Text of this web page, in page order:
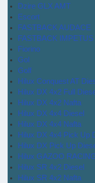
Dzire GLX AMT
Escort
FASTBACK AUDACE
FASTBACK IMPETUS
Fiorino
Gol
Golf
Hilux Conquest AT
Hilux DX 4x2 Full
Hilux DX 4x2 Nafta
Hilux DX 4x4 Diesel
Hilux DX 4x4 Nafta
Hilux DX 4x4 Pick Up
Hilux DX Pick Up
Hilux GAZOO
Hilux SR 4x2 Diesel
Hilux SR 4x2 Nafta